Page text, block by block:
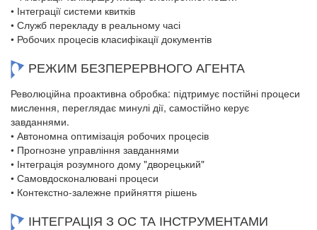
• Інтеграції системи квитків
• Служб перекладу в реальному часі
• Робочих процесів класифікації документів
РЕЖИМ БЕЗПЕРЕРВНОГО АГЕНТА
Революційна проактивна обробка: підтримує постійні процеси
мислення, переглядає минулі дії, самостійно керує
завданнями.
• Автономна оптимізація робочих процесів
• Прогнозне управління завданнями
• Інтеграція розумного дому "дворецький"
• Самовдосконалювані процеси
• Контекстно-залежне прийняття рішень
ІНТЕГРАЦІЯ З ОС ТА ІНСТРУМЕНТАМИ